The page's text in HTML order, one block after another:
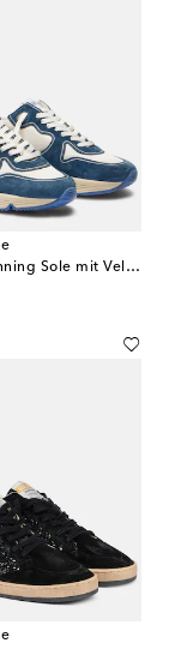
Sneakers Running Sole mit Veloursleder